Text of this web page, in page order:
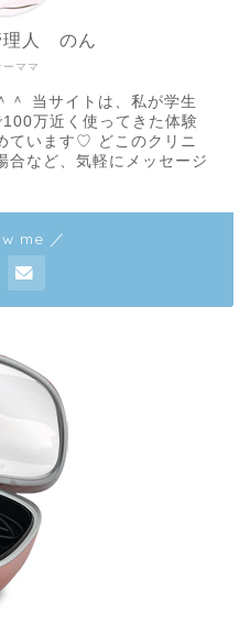
ーママ
理人 のん
＾ 当サイトは、私が学生
万近く使ってきた体験
ています♡ どこのクリニ
合など、気軽にメッセージ
me ／